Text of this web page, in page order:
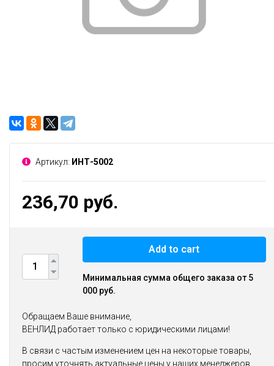
Артикул: ИНТ-5002
236,70 руб.
Add to cart
Минимальная сумма общего заказа от 5
000 руб.
Обращаем Ваше внимание,
ВЕНЛИД работает только с юридическими лицами!
В связи с частым изменением цен на некоторые товары,
просим уточнять актуальные цены у наших менеджеров